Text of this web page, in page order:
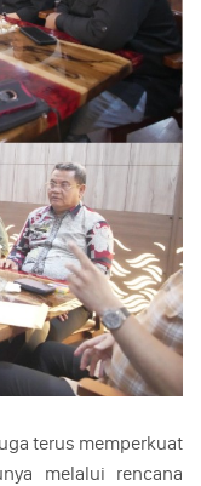
terus memperkuat
melalui rencana